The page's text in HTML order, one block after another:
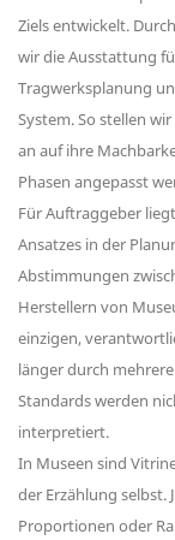
Ziels entwickelt.
wir die Ausstattung
Tragwerksplanung
System. So stellen
an auf ihre
Phasen angepasst
Für Auftraggeber
Ansatzes in der
Abstimmungen
Herstellern von
einzigen,
länger durch
Standards werden
interpretiert.
In Museen sind
der Erzählung selbst.
Proportionen oder